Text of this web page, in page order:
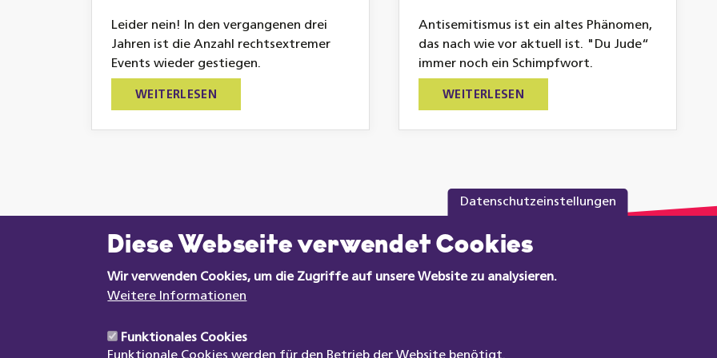
Leider nein! In den vergangenen drei
Jahren ist die Anzahl rechtsextremer
Events wieder gestiegen.
WEITERLESEN
Antisemitismus ist ein altes Phänomen,
das nach wie vor aktuell ist. "Du Jude“
immer noch ein Schimpfwort.
WEITERLESEN
Datenschutzeinstellungen
Diese Webseite verwendet Cookies
Wir verwenden Cookies, um die Zugriffe auf unsere Website zu analysieren.
Weitere Informationen
Funktionales Cookies